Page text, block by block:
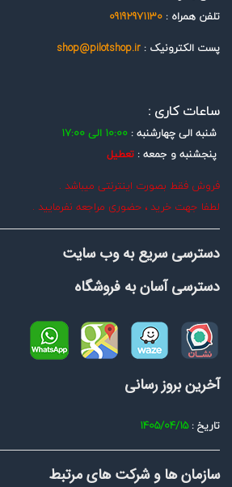
تلفن همراه : 09192971130
پست الکترونیک : shop@pilotshop.ir
ساعات کاری :
شنبه الی چهارشنبه : 10:00 الی 17:00
پنجشنبه و جمعه : تعطیل
فروش فقط بصورت اینترنتی میباشد .
لطفا جهت خرید ، حضوری مراجعه نفرمایید .
دسترسی سریع به وب سایت
دسترسی آسان به فروشگاه
آخرین بروز رسانی
تاریخ :1405/04/15
سازمان ها و شرکت های مرتبط